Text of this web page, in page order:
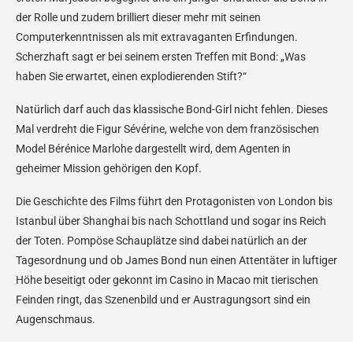
der Rolle und zudem brilliert dieser mehr mit seinen
Computerkenntnissen als mit extravaganten Erfindungen.
Scherzhaft sagt er bei seinem ersten Treffen mit Bond: „Was
haben Sie erwartet, einen explodierenden Stift?“
Natürlich darf auch das klassische Bond-Girl nicht fehlen. Dieses
Mal verdreht die Figur Sévérine, welche von dem französischen
Model Bérénice Marlohe dargestellt wird, dem Agenten in
geheimer Mission gehörigen den Kopf.
Die Geschichte des Films führt den Protagonisten von London bis
Istanbul über Shanghai bis nach Schottland und sogar ins Reich
der Toten. Pompöse Schauplätze sind dabei natürlich an der
Tagesordnung und ob James Bond nun einen Attentäter in luftiger
Höhe beseitigt oder gekonnt im Casino in Macao mit tierischen
Feinden ringt, das Szenenbild und er Austragungsort sind ein
Augenschmaus.